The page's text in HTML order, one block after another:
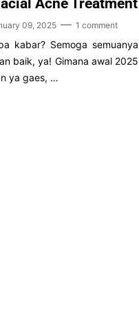
Acne Treatment
09, 2025 1 comment
kabar? Semoga semuanya
baik, ya! Gimana awal 2025
ya gaes, …